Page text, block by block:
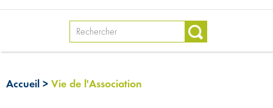
Accueil > Vie de l'Association